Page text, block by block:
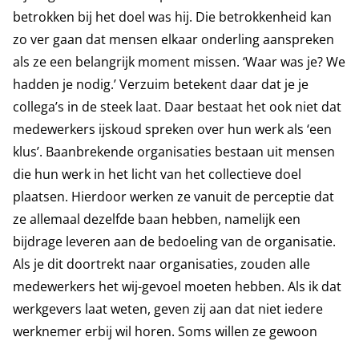
betrokken bij het doel was hij. Die betrokkenheid kan
zo ver gaan dat mensen elkaar onderling aanspreken
als ze een belangrijk moment missen. ‘Waar was je? We
hadden je nodig.’ Verzuim betekent daar dat je je
collega’s in de steek laat. Daar bestaat het ook niet dat
medewerkers ijskoud spreken over hun werk als ‘een
klus’. Baanbrekende organisaties bestaan uit mensen
die hun werk in het licht van het collectieve doel
plaatsen. Hierdoor werken ze vanuit de perceptie dat
ze allemaal dezelfde baan hebben, namelijk een
bijdrage leveren aan de bedoeling van de organisatie.
Als je dit doortrekt naar organisaties, zouden alle
medewerkers het wij-gevoel moeten hebben. Als ik dat
werkgevers laat weten, geven zij aan dat niet iedere
werknemer erbij wil horen. Soms willen ze gewoon